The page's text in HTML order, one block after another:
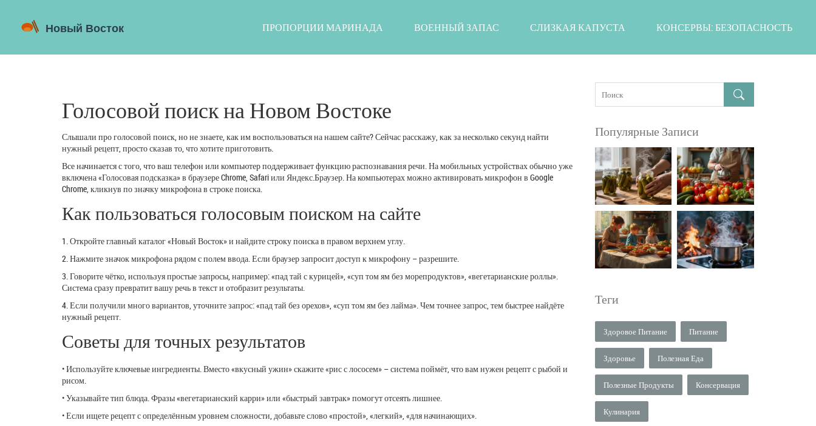
ПРОПОРЦИИ МАРИНАДА ВОЕННЫЙ ЗАПАС СЛИЗКАЯ КАПУСТА КОНСЕРВЫ: БЕЗОПАСНОСТЬ
Голосовой поиск на Новом Востоке
Слышали про голосовой поиск, но не знаете, как им воспользоваться на нашем сайте? Сейчас расскажу, как за несколько секунд найти
нужный рецепт, просто сказав то, что хотите приготовить.
Все начинается с того, что ваш телефон или компьютер поддерживает функцию распознавания речи. На мобильных устройствах обычно уже
включена «Голосовая подсказка» в браузере Chrome, Safari или Яндекс.Браузер. На компьютерах можно активировать микрофон в Google
Chrome, кликнув по значку микрофона в строке поиска.
Как пользоваться голосовым поиском на сайте
1. Откройте главный каталог «Новый Восток» и найдите строку поиска в правом верхнем углу.
2. Нажмите значок микрофона рядом с полем ввода. Если браузер запросит доступ к микрофону – разрешите.
3. Говорите чётко, используя простые запросы, например: «пад тай с курицей», «суп том ям без морепродуктов», «вегетарианские роллы».
Система сразу превратит вашу речь в текст и отобразит результаты.
4. Если получили много вариантов, уточните запрос: «пад тай без орехов», «суп том ям без лайма». Чем точнее запрос, тем быстрее найдёте
нужный рецепт.
Советы для точных результатов
• Используйте ключевые ингредиенты. Вместо «вкусный ужин» скажите «рис с лососем» – система поймёт, что вам нужен рецепт с рыбой и
рисом.
• Указывайте тип блюда. Фразы «вегетарианский карри» или «быстрый завтрак» помогут отсеять лишнее.
• Если ищете рецепт с определённым уровнем сложности, добавьте слово «простой», «легкий», «для начинающих».
Популярные Записи
Теги
Здоровое Питание Питание
Здоровье Полезная Еда
Полезные Продукты Консервация
Кулинария